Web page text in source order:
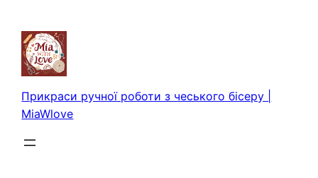
вмісту
Прикраси ручної роботи з чеського бісеру |
MiaWlove